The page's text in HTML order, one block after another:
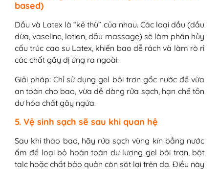
based)
Dầu và Latex là “kẻ thù” của nhau. Các loại dầu (dầu
dừa, vaseline, lotion, dầu massage) sẽ làm phân hủy
cấu trúc cao su Latex, khiến bao dễ rách và làm rò rỉ
các chất gây dị ứng ra ngoài.
Giải pháp: Chỉ sử dụng gel bôi trơn gốc nước để vừa
an toàn cho bao, vừa dễ dàng rửa sạch, hạn chế tồn
dư hóa chất gây ngứa.
5. Vệ sinh sạch sẽ sau khi quan hệ
Sau khi tháo bao, hãy rửa sạch vùng kín bằng nước
ấm để loại bỏ hoàn toàn dư lượng gel bôi trơn, bột
talc hoặc chất bảo quản còn sót lại trên da. Điều này